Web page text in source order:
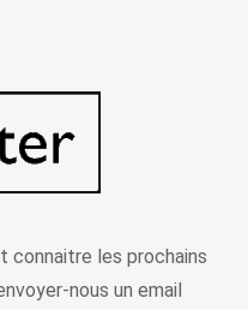
connaitre les prochains
nous un email